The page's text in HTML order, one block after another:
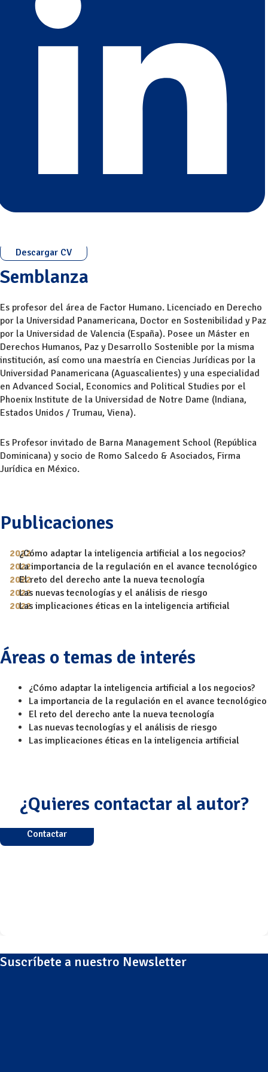
Descargar CV
Semblanza
Es profesor del área de Factor Humano. Licenciado en Derecho
por la Universidad Panamericana, Doctor en Sostenibilidad y Paz
por la Universidad de Valencia (España). Posee un Máster en
Derechos Humanos, Paz y Desarrollo Sostenible por la misma
institución, así como una maestría en Ciencias Jurídicas por la
Universidad Panamericana (Aguascalientes) y una especialidad
en Advanced Social, Economics and Political Studies por el
Phoenix Institute de la Universidad de Notre Dame (Indiana,
Estados Unidos / Trumau, Viena).
Es Profesor invitado de Barna Management School (República
Dominicana) y socio de Romo Salcedo & Asociados, Firma
Jurídica en México.
Publicaciones
¿Cómo adaptar la inteligencia artificial a los negocios?
La importancia de la regulación en el avance tecnológico
El reto del derecho ante la nueva tecnología
Las nuevas tecnologías y el análisis de riesgo
Las implicaciones éticas en la inteligencia artificial
Áreas o temas de interés
¿Cómo adaptar la inteligencia artificial a los negocios?
La importancia de la regulación en el avance tecnológico
El reto del derecho ante la nueva tecnología
Las nuevas tecnologías y el análisis de riesgo
Las implicaciones éticas en la inteligencia artificial
¿Quieres contactar al autor?
Contactar
Suscríbete a nuestro Newsletter